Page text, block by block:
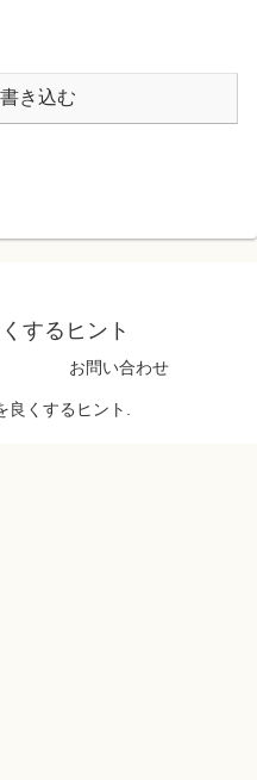
き込む
するヒント
お問い合わせ
良くするヒント.